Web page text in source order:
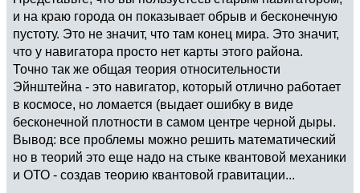
и на краю города он показывает обрыв и бесконечную
пустоту. Это не значит, что там конец мира. Это значит,
что у навигатора просто нет карты этого района.
Точно так же общая теория относительности
Эйнштейна - это навигатор, который отлично работает
в космосе, но ломается (выдает ошибку в виде
бесконечной плотности в самом центре черной дыры.
Вывод: все проблемы можно решить математический
но в теорий это еще надо на стыке квантовой механики
и ОТО - создав теорию квантовой гравитации...